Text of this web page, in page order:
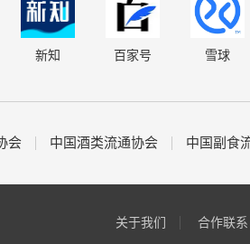
新知 百家号 雪球
会 中国酒类流通协会 中国副食
关于我们 合作联系